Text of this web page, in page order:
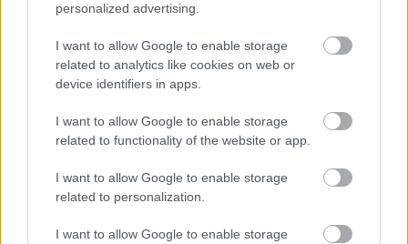
personalized advertising.
I want to allow Google to enable storage
related to analytics like cookies on web or
device identifiers in apps.
I want to allow Google to enable storage
related to functionality of the website or app.
I want to allow Google to enable storage
related to personalization.
I want to allow Google to enable storage